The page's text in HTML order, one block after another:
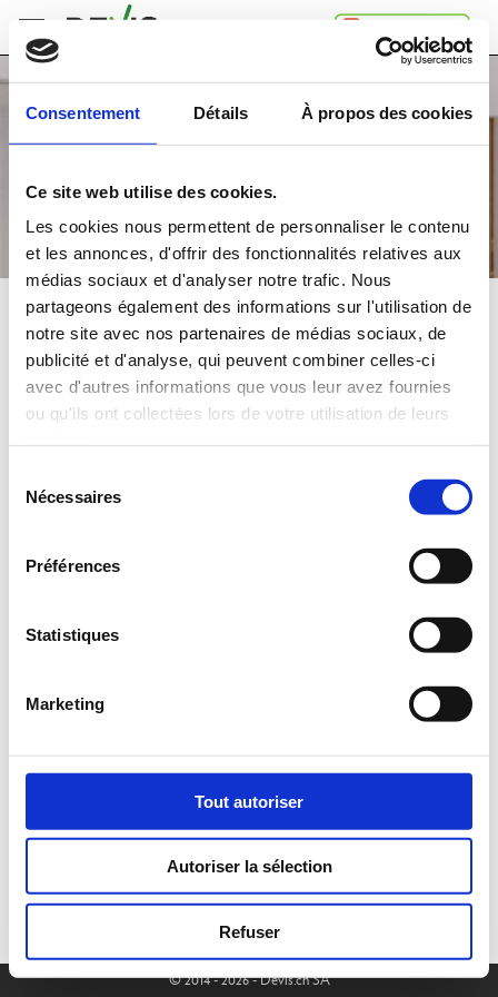
Consentement Détails À propos des cookies
Ce site web utilise des cookies.
Les cookies nous permettent de personnaliser le contenu
et les annonces, d'offrir des fonctionnalités relatives aux
médias sociaux et d'analyser notre trafic. Nous
partageons également des informations sur l'utilisation de
notre site avec nos partenaires de médias sociaux, de
publicité et d'analyse, qui peuvent combiner celles-ci
avec d'autres informations que vous leur avez fournies
ou qu'ils ont collectées lors de votre utilisation de leurs
Nécessaires
Préférences
Statistiques
Marketing
Tout autoriser
Autoriser la sélection
Refuser
Accueil
ça
A
propos
Devis.ch
SA
Contact
Espace
entreprises
Mentions
légales
HAMMAM, JACUZZI, SAUNA
Comparezgratuitement
jusqu'à 4 devis
et choisissez lameilleure offre
Dans quelle région souhaitez-vous faire vos travaux?
© 2014 - 2026 - Devis.ch SA